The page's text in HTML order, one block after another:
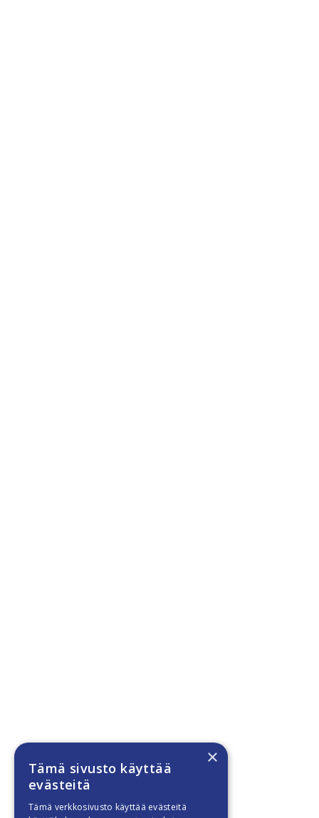
×
Tämä sivusto käyttää
evästeitä
Tämä verkkosivusto käyttää evästeitä